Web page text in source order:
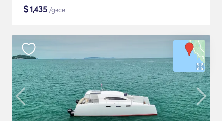
$1,435 /gece